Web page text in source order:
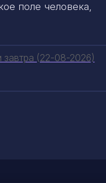
поле человека,
завтра (22-08-2026)